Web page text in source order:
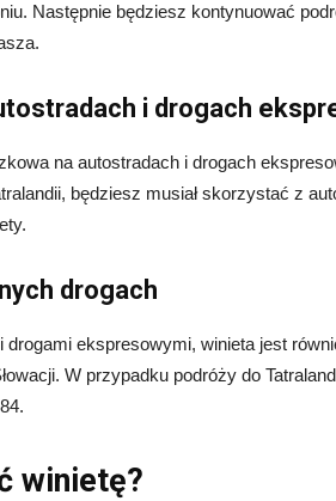
Następnie będziesz kontynuować
i drogach
na autostradach i drogach
będziesz musiał skorzystać z
drogach
drogami ekspresowymi, winieta jest
W przypadku podróży do
winietę?